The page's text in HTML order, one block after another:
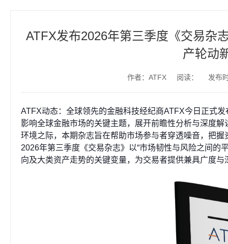
ATFX发布2026年第三季度《交易杂
产轮动
作者：ATFX 阅读： 发布
ATFX动态：全球领先的金融科技经纪商ATFX今日正式
影响全球金融市场的关键主题，展开前瞻性分析与深度
环境之际，本期杂志旨在帮助市场参与者穿透噪音，把
2026年第三季度《交易杂志》以“市场韧性与风险之间的
向及大类资产走势的关键变量，为交易者提供兼具广度与